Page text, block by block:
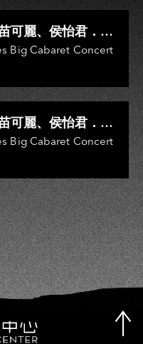
可麗、侯怡君．
田、鳥來嬤-吳
、吳淑敏、施文
雯、陳孟賢、黃露
Big Cabaret Concert
可麗、侯怡君．
田、鳥來嬤-吳
、吳淑敏、施文
雯、陳孟賢、黃露
Big Cabaret Concert